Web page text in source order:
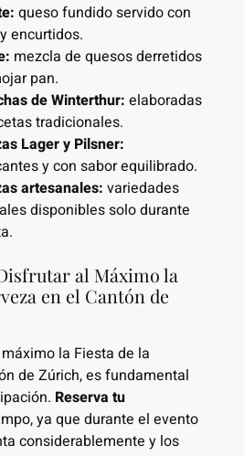
queso fundido servido con
encurtidos.
mezcla de quesos derretidos
pan.
de Winterthur: elaboradas
tradicionales.
Lager y Pilsner:
y con sabor equilibrado.
artesanales: variedades
disponibles solo durante
al Máximo la
en el Cantón de
la Fiesta de la
de Zúrich, es fundamental
Reserva tu
ya que durante el evento
considerablemente y los